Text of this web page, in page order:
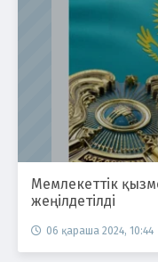
Мемлекеттік
жеңілдетілді
06 қараша 2024, 10:44